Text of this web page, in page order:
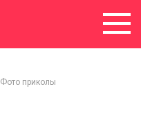
Фото приколы